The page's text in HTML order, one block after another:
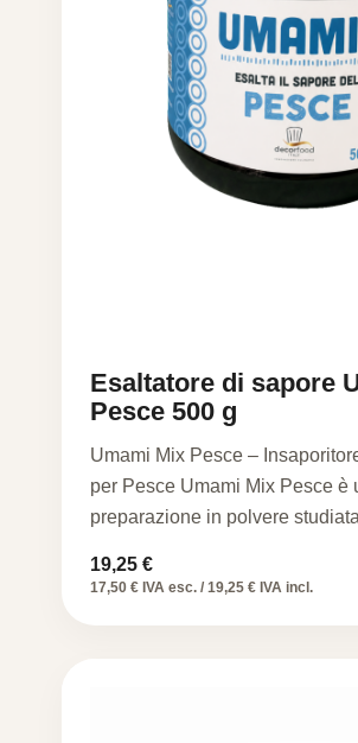
Esaltatore di sapore
Pesce 500 g
Umami Mix Pesce –
per Pesce Umami Mix Pesce è
preparazione in polvere
19,25 €
17,50 € IVA esc. / 19,25 € IVA incl.